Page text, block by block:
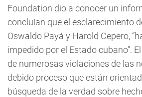
Foundation dio a conocer un
concluían que el esclarecimiento
Oswaldo Payá y Harold Cepero,
impedido por el Estado cubano”.
de numerosas violaciones de las
debido proceso que están
búsqueda de la verdad sobre